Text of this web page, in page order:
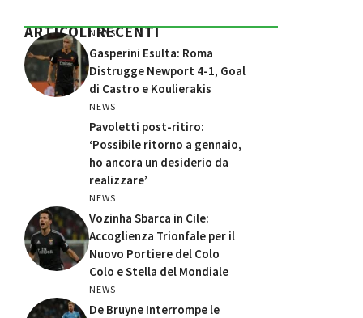
ARTICOLI RECENTI
NEWS
Gasperini Esulta: Roma
Distrugge Newport 4-1, Goal
di Castro e Koulierakis
NEWS
Pavoletti post-ritiro:
‘Possibile ritorno a gennaio,
ho ancora un desiderio da
realizzare’
NEWS
Vozinha Sbarca in Cile:
Accoglienza Trionfale per il
Nuovo Portiere del Colo
Colo e Stella del Mondiale
NEWS
De Bruyne Interrompe le